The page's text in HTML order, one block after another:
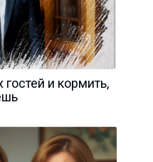
гостей и кормить,